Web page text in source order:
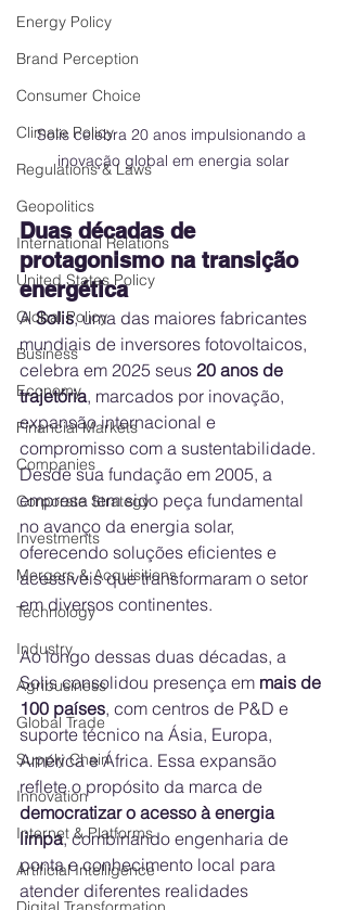
Energy Policy
Brand Perception
Consumer Choice
Climate Policy
Regulations & Laws
Geopolitics
International Relations
United States Policy
Global Policy
Business
Economy
Financial Markets
Companies
Corporate Strategy
Investments
Mergers & Acquisitions
Technology
Industry
Agribusiness
Global Trade
Supply Chain
Innovation
Internet & Platforms
Artificial Intelligence
Solis celebra 20 anos impulsionando a
inovação global em energia solar
Duas décadas de
protagonismo na transição
energética
A Solis, uma das maiores fabricantes
mundiais de inversores fotovoltaicos,
celebra em 2025 seus 20 anos de
trajetória, marcados por inovação,
expansão internacional e
compromisso com a sustentabilidade.
Desde sua fundação em 2005, a
empresa tem sido peça fundamental
no avanço da energia solar,
oferecendo soluções eficientes e
acessíveis que transformaram o setor
em diversos continentes.
Ao longo dessas duas décadas, a
Solis consolidou presença em mais de
100 países, com centros de P&D e
suporte técnico na Ásia, Europa,
América e África. Essa expansão
reflete o propósito da marca de
democratizar o acesso à energia
limpa, combinando engenharia de
ponta e conhecimento local para
atender diferentes realidades